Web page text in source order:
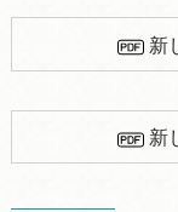
新
新